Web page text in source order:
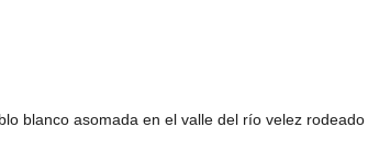
blanco asomada en el valle del río velez